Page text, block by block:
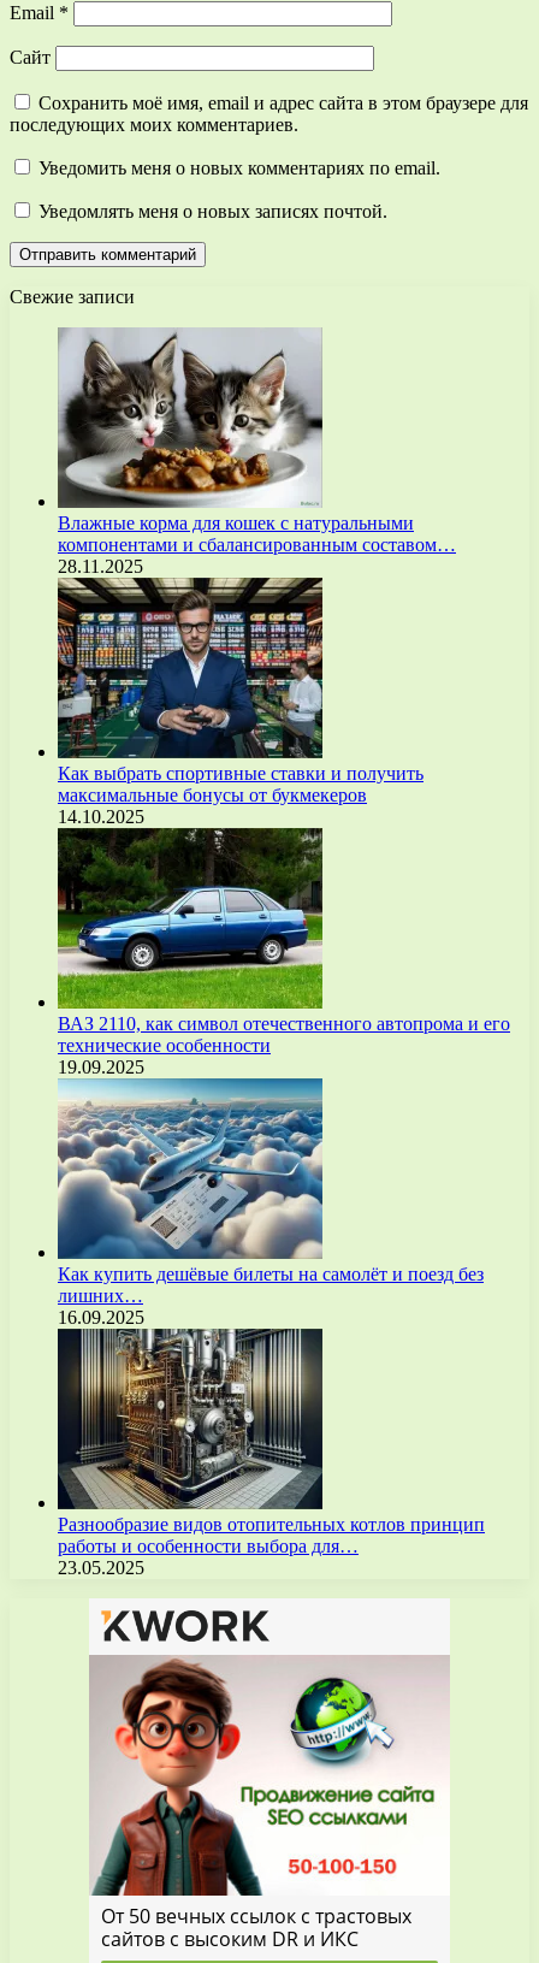
Email *
Сайт
Сохранить моё имя, email и адрес сайта в этом браузере для
последующих моих комментариев.
Уведомить меня о новых комментариях по email.
Уведомлять меня о новых записях почтой.
Свежие записи
Влажные корма для кошек с натуральными
компонентами и сбалансированным составом…
28.11.2025
Как выбрать спортивные ставки и получить
максимальные бонусы от букмекеров
14.10.2025
ВАЗ 2110, как символ отечественного автопрома и его
технические особенности
19.09.2025
Как купить дешёвые билеты на самолёт и поезд без
лишних…
16.09.2025
Разнообразие видов отопительных котлов принцип
работы и особенности выбора для…
23.05.2025